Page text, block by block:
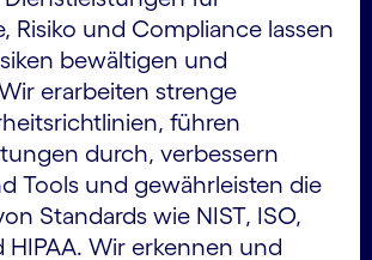
Risiko und Compliance lassen
bewältigen und
erarbeiten strenge
führen
durch, verbessern
Tools und gewährleisten die
Standards wie NIST, ISO,
HIPAA. Wir erkennen und